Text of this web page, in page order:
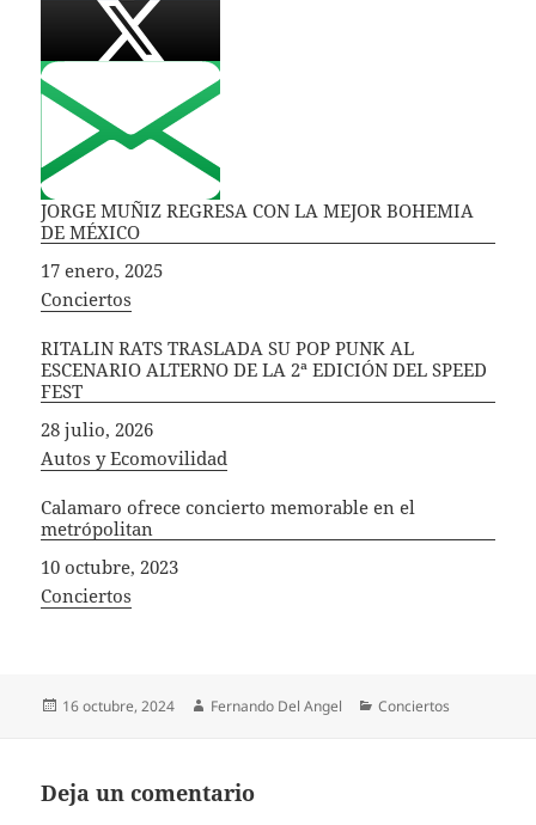
JORGE MUÑIZ REGRESA CON LA MEJOR BOHEMIA
DE MÉXICO
Fecha
17 enero, 2025
In relation to
Conciertos
RITALIN RATS TRASLADA SU POP PUNK AL
ESCENARIO ALTERNO DE LA 2ª EDICIÓN DEL SPEED
FEST
Fecha
28 julio, 2026
In relation to
Autos y Ecomovilidad
Calamaro ofrece concierto memorable en el
metrópolitan
Fecha
10 octubre, 2023
In relation to
Conciertos
Publicado
16 octubre, 2024 Autor
Fernando Del Angel Categorías
Conciertos
Deja un comentario